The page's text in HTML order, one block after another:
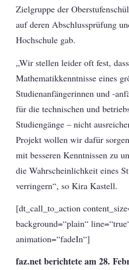
Zielgruppe der
auf deren Abschlussprüfung
Hochschule gab.
„Wir stellen leider oft fest,
Mathematikkenntnisse eines
Studienanfängerinnen und -
für die technischen und
Studiengänge – nicht
Projekt wollen wir dafür
mit besseren Kenntnissen zu
die Wahrscheinlichkeit eines
verringern“, so Kira Kastell.
[dt_call_to_action
background=“plain“
animation=“fadeIn“]
faz.net berichtete am 28.